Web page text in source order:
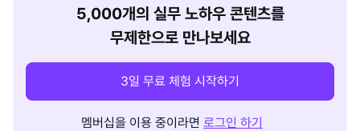
5,000개의 실무 노하우 콘텐츠를
무제한으로 만나보세요
3일 무료 체험 시작하기
멤버십을 이용 중이라면 로그인 하기